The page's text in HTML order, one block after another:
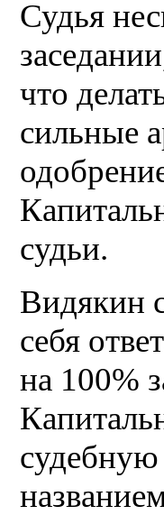
Судья
что
сильные
судьи.
Видякин
себя
на 100%